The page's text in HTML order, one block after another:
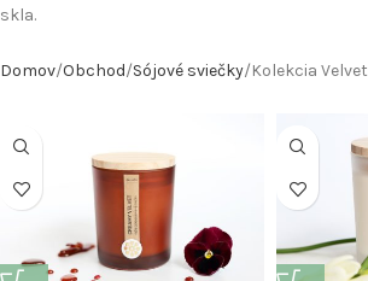
skla.
Domov Obchod Sójové sviečky Kolekcia Velvet